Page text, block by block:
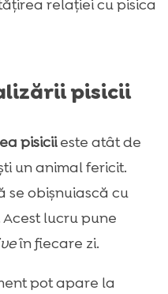
relației cu pisica
pisicii
pisiciieste atât de
un animal fericit.
se obișnuiască cu
Acest lucru pune
în fiecare zi.
pot apare la